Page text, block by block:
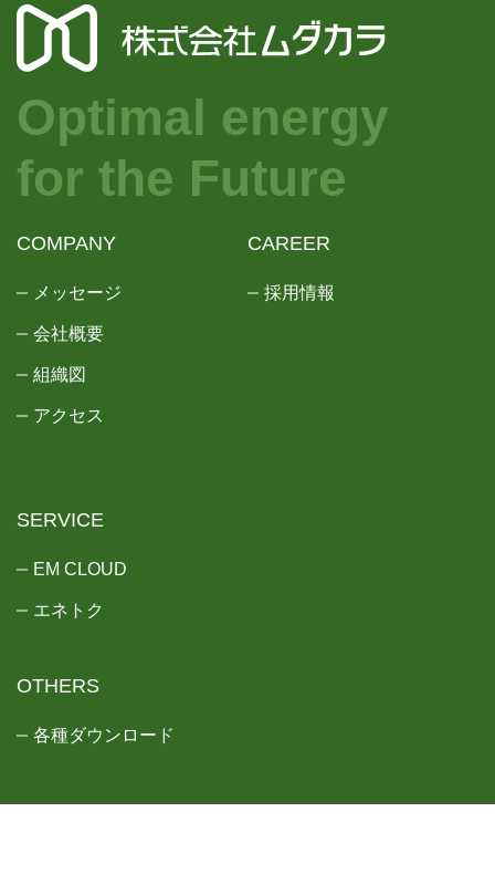
Optimal energy
for the Future
COMPANY
メッセージ
会社概要
組織図
アクセス
CAREER
採用情報
SERVICE
EM CLOUD
エネトク
OTHERS
各種ダウンロード